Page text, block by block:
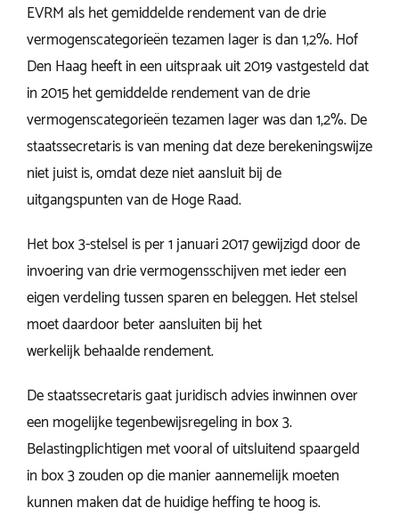
EVRM als het gemiddelde rendement van de drie
vermogenscategorieën tezamen lager is dan 1,2%. Hof
Den Haag heeft in een uitspraak uit 2019 vastgesteld dat
in 2015 het gemiddelde rendement van de drie
vermogenscategorieën tezamen lager was dan 1,2%. De
staatssecretaris is van mening dat deze berekeningswijze
niet juist is, omdat deze niet aansluit bij de
uitgangspunten van de Hoge Raad.
Het box 3-stelsel is per 1 januari 2017 gewijzigd door de
invoering van drie vermogensschijven met ieder een
eigen verdeling tussen sparen en beleggen. Het stelsel
moet daardoor beter aansluiten bij het
werkelijk behaalde rendement.
De staatssecretaris gaat juridisch advies inwinnen over
een mogelijke tegenbewijsregeling in box 3.
Belastingplichtigen met vooral of uitsluitend spaargeld
in box 3 zouden op die manier aannemelijk moeten
kunnen maken dat de huidige heffing te hoog is.